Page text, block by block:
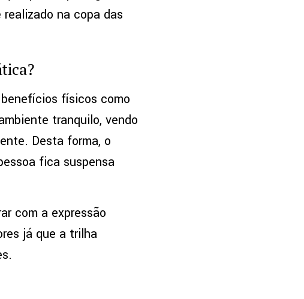
na copa das
físicos como
tranquilo, vendo
Desta forma, o
fica suspensa
com a expressão
já que a trilha